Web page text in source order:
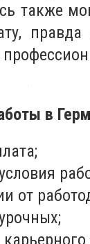
также
в
от